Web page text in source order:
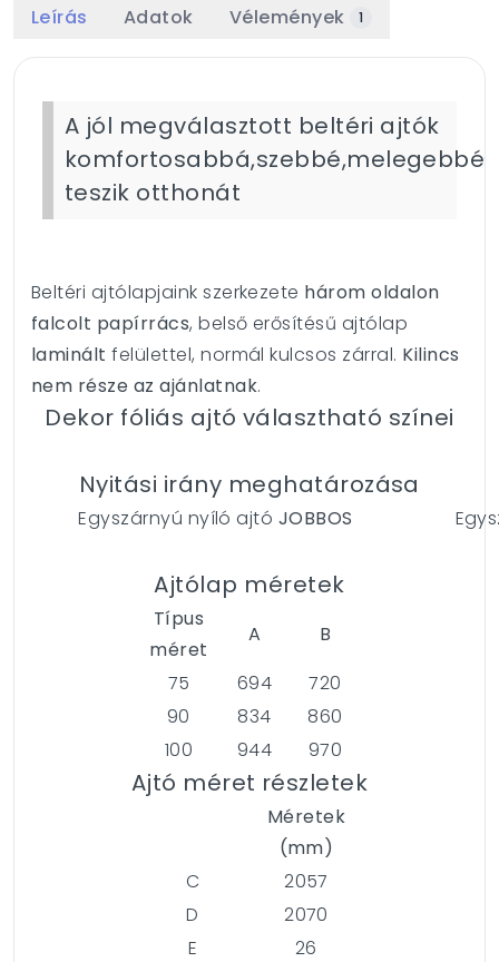
Leírás Adatok Vélemények 1
A jól megválasztott beltéri ajtók
komfortosabbá,szebbé,melegebbé
teszik otthonát
Beltéri ajtólapjaink szerkezete három oldalon
falcolt papírrács, belső erősítésű ajtólap
laminált felülettel, normál kulcsos zárral. Kilincs
nem része az ajánlatnak.
Dekor fóliás ajtó választható színei
Nyitási irány meghatározása
Egyszárnyú nyíló ajtó JOBBOS
Ajtólap méretek
Típus
méret
A
B
75
694
720
90
834
860
100
944 970
Ajtó méret részletek
Méretek
(mm)
C
2057
D
2070
E
26